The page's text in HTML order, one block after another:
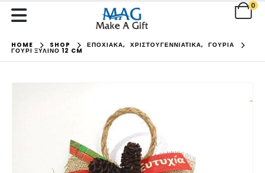
0
HOME SHOP ΕΠΟΧΙΑΚΑ, ΧΡΙΣΤΟΥΓΕΝΝΙΑΤΙΚΑ, ΓΟΥΡΙΑ
ΓΟΎΡΙ ΞΎΛΙΝΟ 12 CM